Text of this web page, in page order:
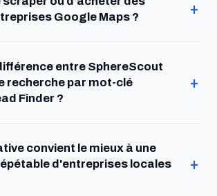
Google Maps ?
entre SphereScout
recherche par mot-clé
Finder ?
convient le mieux à une
d'entreprises locales